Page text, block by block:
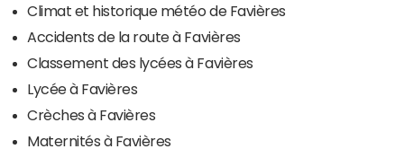
Climat et historique météo de Favières
Accidents de la route à Favières
Classement des lycées à Favières
Lycée à Favières
Crèches à Favières
Maternités à Favières